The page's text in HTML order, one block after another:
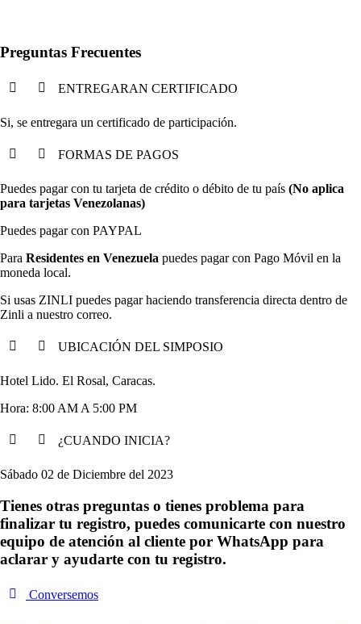
Preguntas Frecuentes
ENTREGARAN CERTIFICADO
Si, se entregara un certificado de participación.
FORMAS DE PAGOS
Puedes pagar con tu tarjeta de crédito o débito de tu país (No aplica
para tarjetas Venezolanas)
Puedes pagar con PAYPAL
Para Residentes en Venezuela puedes pagar con Pago Móvil en la
moneda local.
Si usas ZINLI puedes pagar haciendo transferencia directa dentro de
Zinli a nuestro correo.
UBICACIÓN DEL SIMPOSIO
Hotel Lido. El Rosal, Caracas.
Hora: 8:00 AM A 5:00 PM
¿CUANDO INICIA?
Sábado 02 de Diciembre del 2023
Tienes otras preguntas o tienes problema para
finalizar tu registro, puedes comunicarte con nuestro
equipo de atención al cliente por WhatsApp para
aclarar y ayudarte con tu registro.
Conversemos